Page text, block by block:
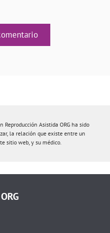
Asistida ORG ha sido
la relación que existe entre un
sitio web, y su médico.